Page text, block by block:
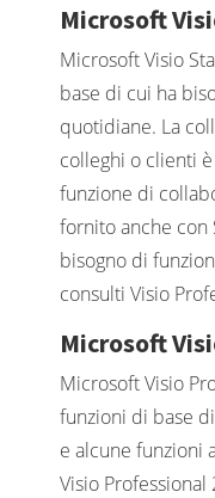
Microsoft
Microsoft Visio
base di cui ha
quotidiane. La
colleghi o clienti
funzione di
fornito anche con
bisogno di
consulti Visio
Microsoft
Microsoft Visio
funzioni di base
e alcune funzioni
Visio